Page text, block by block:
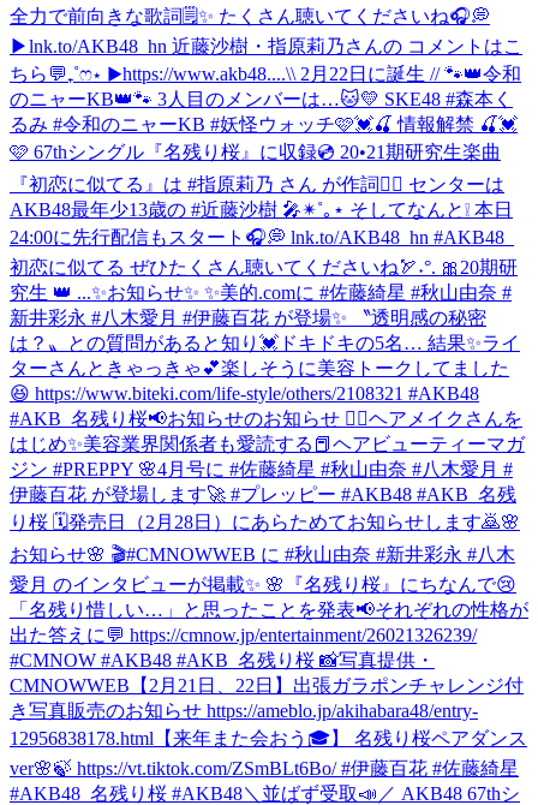
全力で前向きな歌詞🗒️✨ たくさん聴いてくださいね🎧💭
▶︎lnk.to/AKB48_hn 近藤沙樹・指原莉乃さんの コメントはこ
ちら💬₊˚ෆ⋆ ▶︎https://www.akb48....\\ 2月22日に誕生 // 🐾👑令和
のニャーKB👑🐾 3人目のメンバーは…🐱💛 SKE48 #森本く
るみ #令和のニャーKB #妖怪ウォッチ🩷💓🍒 情報解禁 🍒💓
🩷 67thシングル『名残り桜』に収録💿 20•21期研究生楽曲
『初恋に似てる』は #指原莉乃 さん が作詞✍🏻 センターは
AKB48最年少13歳の #近藤沙樹 🎤✴︎˚｡⋆ そしてなんと❕ 本日
24:00に先行配信もスタート🎧💭 lnk.to/AKB48_hn #AKB48_
初恋に似てる ぜひたくさん聴いてくださいね🏹˖°. 🎀20期研
究生 👑 ...✨お知らせ✨ ✨美的.comに #佐藤綺星 #秋山由奈 #
新井彩永 #八木愛月 #伊藤百花 が登場✨ 〝透明感の秘密
は？〟との質問があると知り💓ドキドキの5名… 結果✨ライ
ターさんときゃっきゃ💕楽しそうに美容トークしてました
😆 https://www.biteki.com/life-style/others/2108321 #AKB48
#AKB_名残り桜📢お知らせのお知らせ 💆‍♀️ヘアメイクさんを
はじめ✨美容業界関係者も愛読する📕ヘアビューティーマガ
ジン #PREPPY 🌸4月号に #佐藤綺星 #秋山由奈 #八木愛月 #
伊藤百花 が登場します🚀 #プレッピー #AKB48 #AKB_名残
り桜 🗓発売日（2月28日）にあらためてお知らせします🙇🌸
お知らせ🌸 🎬#CMNOWWEB に #秋山由奈 #新井彩永 #八木
愛月 のインタビューが掲載✨ 🌸『名残り桜』にちなんで😢
「名残り惜しい…」と思ったことを発表📢それぞれの性格が
出た答えに💬 https://cmnow.jp/entertainment/26021326239/
#CMNOW #AKB48 #AKB_名残り桜 📸写真提供・
CMNOWWEB 【2月21日、22日】出張ガラポンチャレンジ付
き写真販売のお知らせ https://ameblo.jp/akihabara48/entry-
12956838178.html 【来年また会おう🎓】 名残り桜ペアダンス
ver🌸🍃 https://vt.tiktok.com/ZSmBLt6Bo/ #伊藤百花 #佐藤綺星
#AKB48_名残り桜 #AKB48＼並ばず受取📣／ AKB48 67thシ